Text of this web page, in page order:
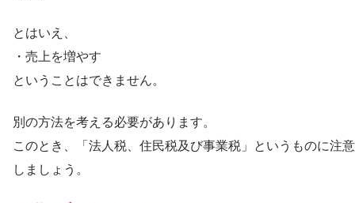
とはいえ、
・売上を増やす
ということはできません。
別の方法を考える必要があります。
このとき、「法人税、住民税及び事業税」というものに注意
しましょう。